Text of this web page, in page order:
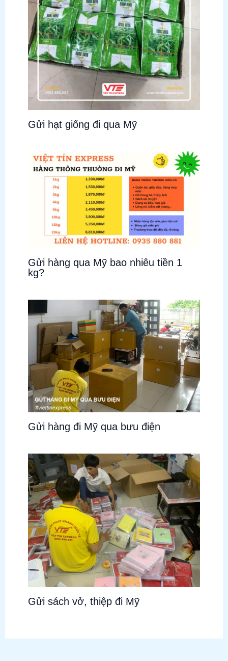
Gửi hạt giống đi qua Mỹ
Gửi hàng qua Mỹ bao nhiêu tiền 1
kg?
Gửi hàng đi Mỹ qua bưu điện
Gửi sách vở, thiệp đi Mỹ